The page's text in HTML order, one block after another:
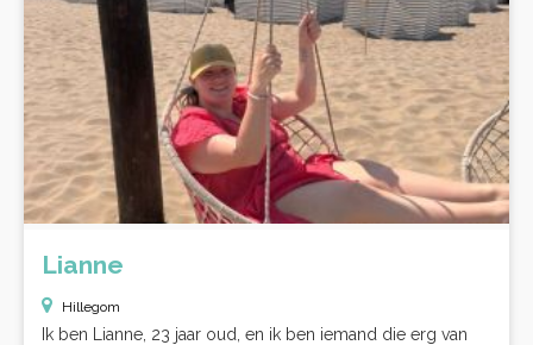
Lianne
Hillegom
Ik ben Lianne, 23 jaar oud, en ik ben iemand die erg van